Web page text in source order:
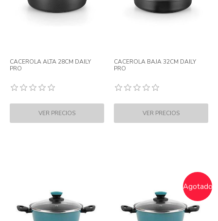
CACEROLA ALTA 28CM DAILY
PRO
CACEROLA BAJA 32CM DAILY
PRO
Agotado